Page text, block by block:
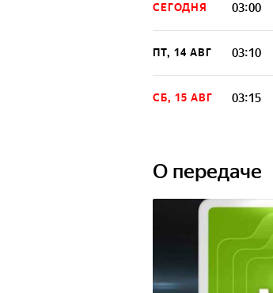
СЕГОДНЯ 03:00
ПТ, 14 АВГ 03:10
СБ, 15 АВГ 03:15
О передаче